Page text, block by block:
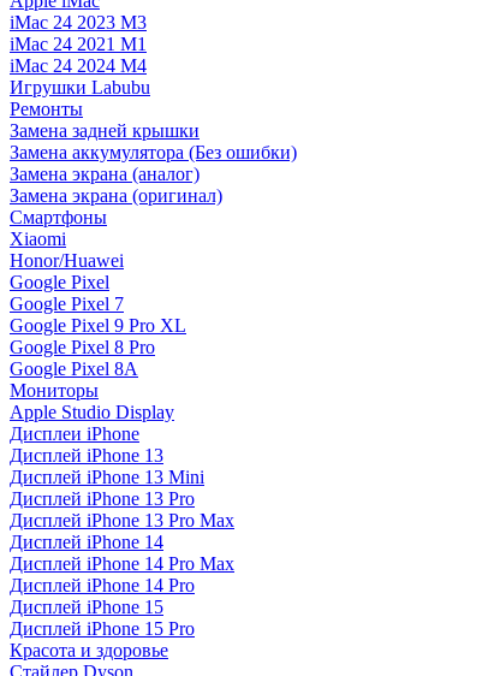
iMac 24 2023 M3
iMac 24 2021 M1
iMac 24 2024 M4
Игрушки Labubu
Ремонты
Замена задней крышки
Замена аккумулятора (Без ошибки)
Замена экрана (аналог)
Замена экрана (оригинал)
Смартфоны
Xiaomi
Honor/Huawei
Google Pixel
Google Pixel 7
Google Pixel 9 Pro XL
Google Pixel 8 Pro
Google Pixel 8A
Мониторы
Apple Studio Display
Дисплеи iPhone
Дисплей iPhone 13
Дисплей iPhone 13 Mini
Дисплей iPhone 13 Pro
Дисплей iPhone 13 Pro Max
Дисплей iPhone 14
Дисплей iPhone 14 Pro Max
Дисплей iPhone 14 Pro
Дисплей iPhone 15
Дисплей iPhone 15 Pro
Красота и здоровье
Стайлер Dyson